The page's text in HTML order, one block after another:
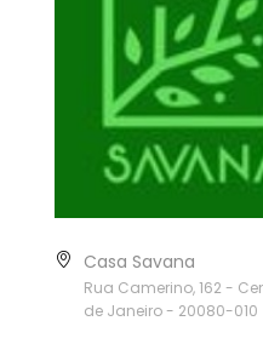
Casa Savana
Rua Camerino, 162 -
de Janeiro - 20080-010